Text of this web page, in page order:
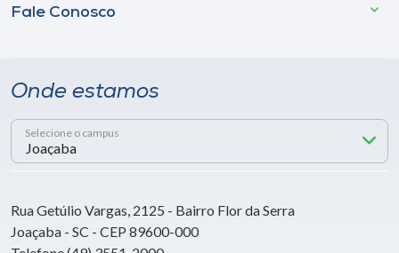
Fale Conosco
Onde estamos
Selecione o campus
Rua Getúlio Vargas, 2125 - Bairro Flor da Serra
Joaçaba - SC - CEP 89600-000